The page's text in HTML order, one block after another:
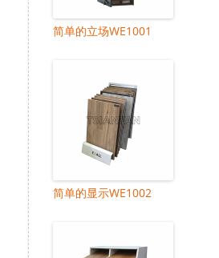
简单的立场WE1001
简单的显示WE1002